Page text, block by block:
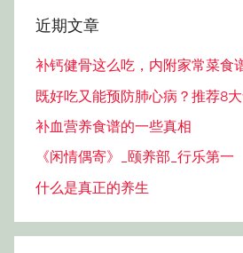
近期文章
补钙健骨这么吃，内附家常菜食
既好吃又能预防肺心病？推荐8
补血营养食谱的一些真相
《闲情偶寄》_颐养部_行乐第一
什么是真正的养生